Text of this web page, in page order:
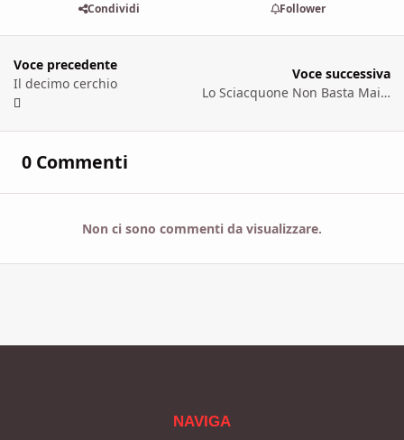
Condividi Follower
Voce precedente
Il decimo cerchio
Voce successiva
Lo Sciacquone Non Basta Mai! [prima parte]
0 Commenti
Non ci sono commenti da visualizzare.
NAVIGA